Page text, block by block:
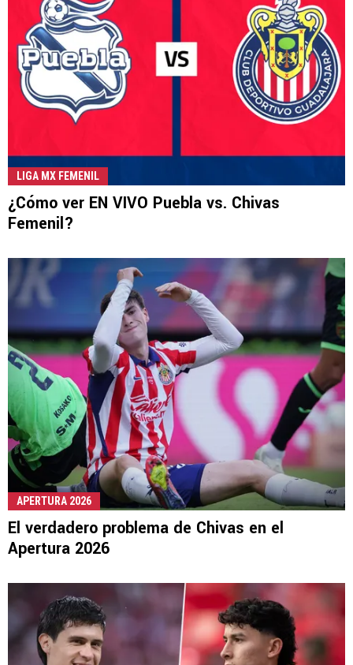
LIGA MX FEMENIL
¿Cómo ver EN VIVO Puebla vs. Chivas
Femenil?
APERTURA 2026
El verdadero problema de Chivas en el
Apertura 2026